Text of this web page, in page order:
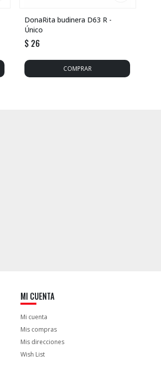
DonaRita budinera D63 R -
Único
$ 26
MI CUENTA
Mi cuenta
Mis compras
Mis direcciones
Wish List